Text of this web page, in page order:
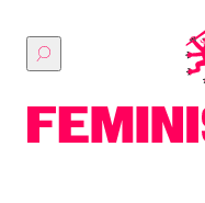
основному